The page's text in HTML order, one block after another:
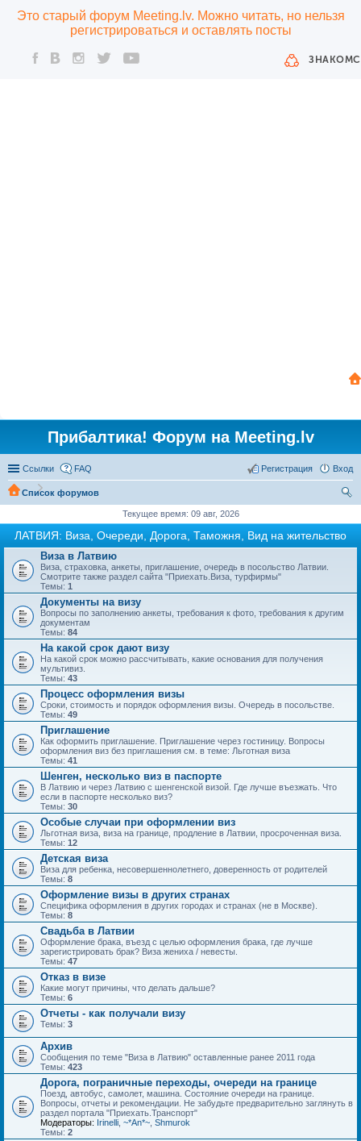
Это старый форум Meeting.lv. Можно читать, но нельзя
регистрироваться и оставлять посты
Прибалтика! Форум на Meeting.lv
Ссылки FAQ Вход
Регистрация
Список форумов
Текущее время: 09 авг, 2026
ЛАТВИЯ: Виза, Очереди, Дорога, Таможня, Вид на жительство
Виза в Латвию
Виза, страховка, анкеты, приглашение, очередь в посольство Латвии.
Смотрите также раздел сайта "Приехать.Виза, турфирмы"
Темы: 1
Документы на визу
Вопросы по заполнению анкеты, требования к фото, требования к другим
документам
Темы: 84
На какой срок дают визу
На какой срок можно рассчитывать, какие основания для получения
мультивиз.
Темы: 43
Процесс оформления визы
Сроки, стоимость и порядок оформления визы. Очередь в посольстве.
Темы: 49
Приглашение
Как оформить приглашение. Приглашение через гостиницу. Вопросы
оформления виз без приглашения см. в теме: Льготная виза
Темы: 41
Шенген, несколько виз в паспорте
В Латвию и через Латвию с шенгенской визой. Где лучше въезжать. Что
если в паспорте несколько виз?
Темы: 30
Особые случаи при оформлении виз
Льготная виза, виза на границе, продление в Латвии, просроченная виза.
Темы: 12
Детская виза
Виза для ребенка, несовершеннолетнего, доверенность от родителей
Темы: 8
Оформление визы в других странах
Специфика оформления в других городах и странах (не в Москве).
Темы: 8
Свадьба в Латвии
Оформление брака, въезд с целью оформления брака, где лучше
зарегистрировать брак? Виза жениха / невесты.
Темы: 47
Отказ в визе
Какие могут причины, что делать дальше?
Темы: 6
Отчеты - как получали визу
Темы: 3
Архив
Сообщения по теме "Виза в Латвию" оставленные ранее 2011 года
Темы: 423
Дорога, пограничные переходы, очереди на границе
Поезд, автобус, самолет, машина. Состояние очереди на границе.
Вопросы, отчеты и рекомендации. Не забудьте предварительно заглянуть в
раздел портала "Приехать.Транспорт"
Модераторы: Irinelli ~*An*~ Shmurok
Темы: 2